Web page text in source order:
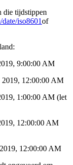
die tijdstippen
iso8601of
9:00:00 AM
12:00:00 AM
1:00:00 AM (let
12:00:00 AM
12:00:00 AM